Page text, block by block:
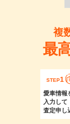
複
最
STEP1
愛車情報
入力して
査定申し